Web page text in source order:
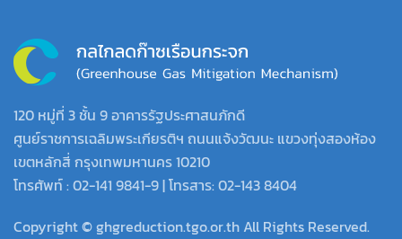
120 หมู่ที่ 3 ชั้น 9 อาคารรัฐประศาสนภักดี
ศูนย์ราชการเฉลิมพระเกียรติฯ ถนนแจ้งวัฒนะ แขวงทุ่งสองห้อง
เขตหลักสี่ กรุงเทพมหานคร 10210
โทรศัพท์ : 02-141 9841-9 | โทรสาร: 02-143 8404
Copyright © ghgreduction.tgo.or.th All Rights Reserved.